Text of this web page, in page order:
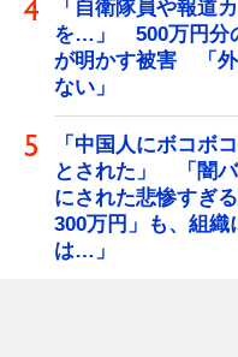
「自衛隊員や報道
を…」 500万円分
が明かす被害 「外
ない」
「中国人にボコボ
とされた」 「闇
にされた悲惨すぎ
300万円」も、組織
は…」